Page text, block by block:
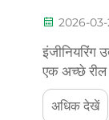
2026-03-
इंजीनियरिंग
एक अच्छे रील
चाहिए।
अधिक देखें